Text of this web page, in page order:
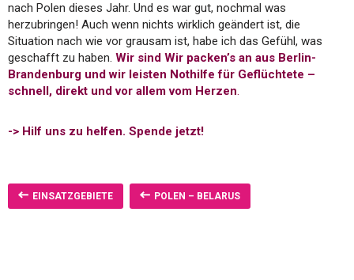
nach Polen dieses Jahr. Und es war gut, nochmal was
herzubringen! Auch wenn nichts wirklich geändert ist, die
Situation nach wie vor grausam ist, habe ich das Gefühl, was
geschafft zu haben. Wir sind Wir packen’s an aus Berlin-
Brandenburg und wir leisten Nothilfe für Geflüchtete –
schnell, direkt und vor allem vom Herzen.
-> Hilf uns zu helfen. Spende jetzt!
EINSATZGEBIETE POLEN – BELARUS